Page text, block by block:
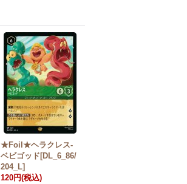
★Foil★ヘラクレス-
ベビゴッド[DL_6_86/
204_L]
120円(税込)